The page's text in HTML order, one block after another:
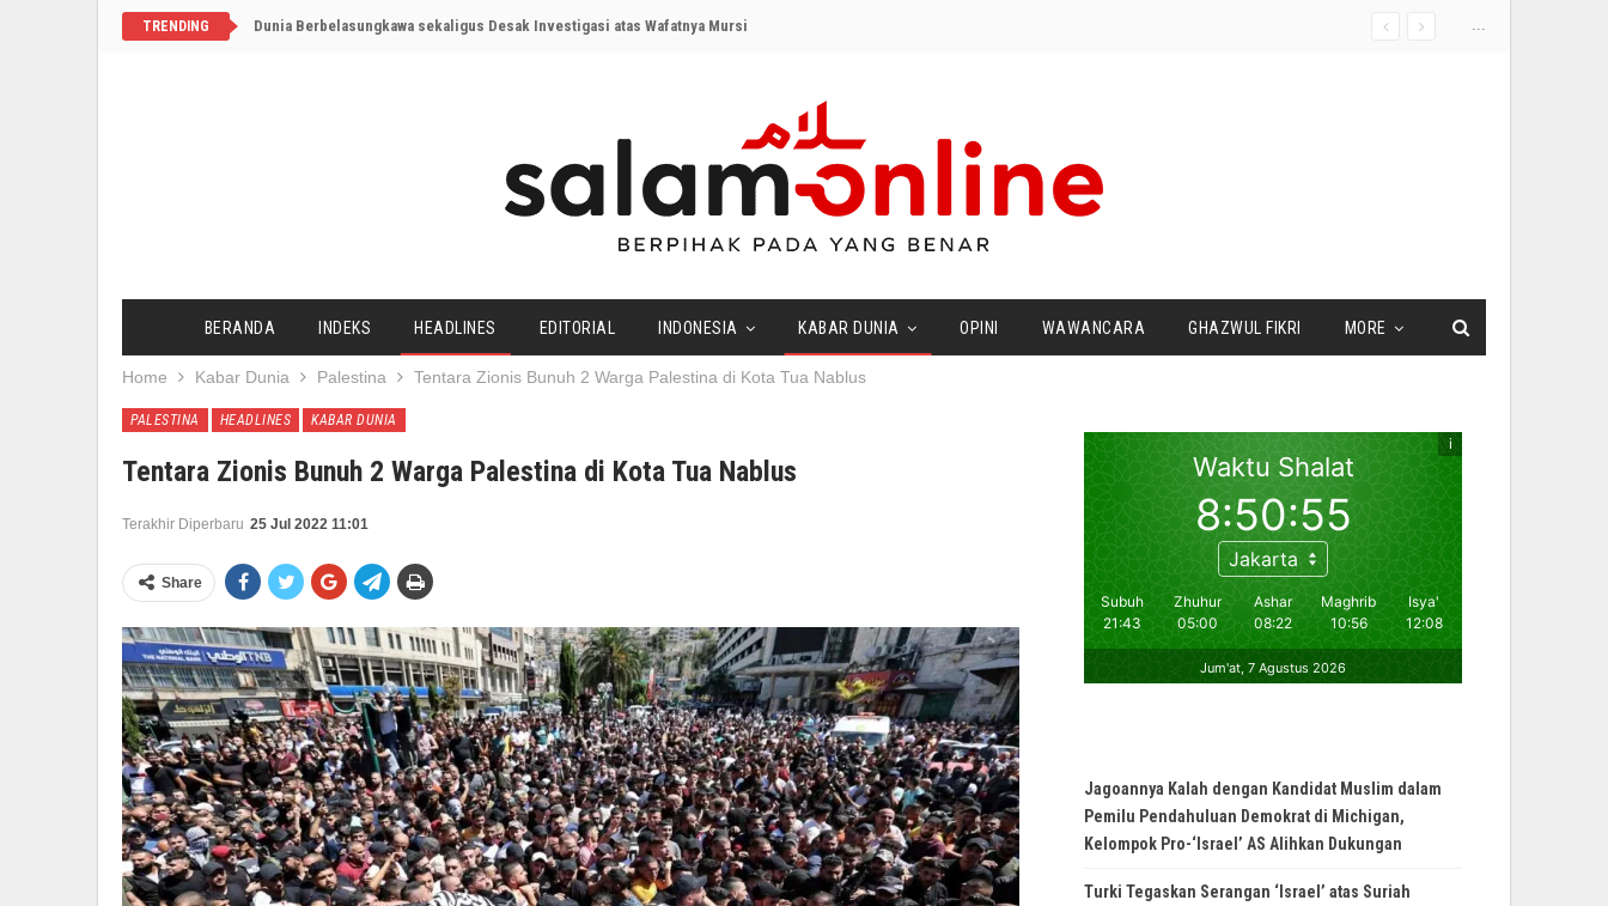
...
TRENDING Dunia Berbelasungkawa sekaligus Desak Investigasi atas Wafatnya Mursi
BERANDA INDEKS HEADLINES EDITORIAL INDONESIA KABAR DUNIA OPINI WAWANCARA GHAZWUL FIKRI MORE
Home Kabar Dunia Palestina Tentara Zionis Bunuh 2 Warga Palestina di Kota Tua Nablus
PALESTINA HEADLINES KABAR DUNIA
Tentara Zionis Bunuh 2 Warga Palestina di Kota Tua Nablus
Terakhir Diperbaru 25 Jul 2022 11:01
Share
Jagoannya Kalah dengan Kandidat Muslim dalam
Pemilu Pendahuluan Demokrat di Michigan,
Kelompok Pro-‘Israel’ AS Alihkan Dukungan
Turki Tegaskan Serangan ‘Israel’ atas Suriah